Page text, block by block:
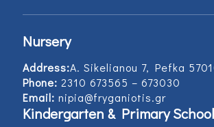
Nursery
Address:Α. Sikelianou 7, Pefka
Phone: 2310 673565 – 673030
Email: nipia@fryganiotis.gr
Kindergarten & Primary School